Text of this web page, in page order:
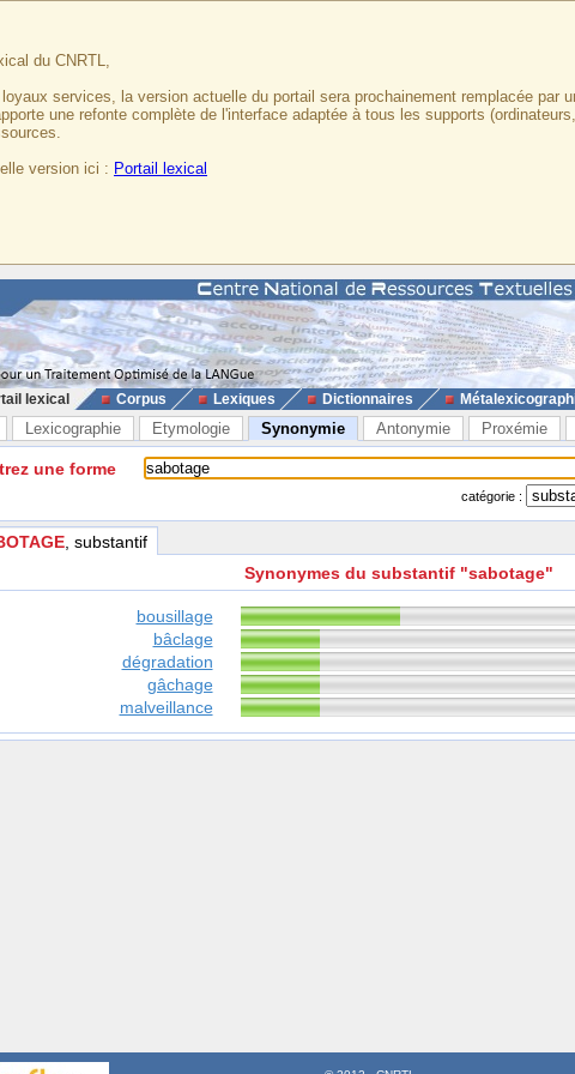
du CNRTL,
services, la version actuelle du portail sera prochainement remplacée par
une refonte complète de l'interface adaptée à tous les supports
version ici : Portail lexical
lexical Corpus Lexiques Dictionnaires
Lexicographie Etymologie Synonymie Antonymie Proxémie
une forme
catégorie :
, substantif
Synonymes du substantif "sabotage"
bousillage
bâclage
dégradation
gâchage
malveillance